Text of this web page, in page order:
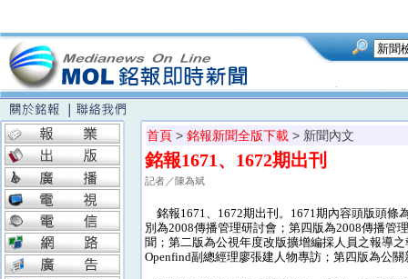
首頁 > 銘報新聞全版下載 > 新聞內文
銘報1671、1672期出刊
記者／陳為斌
銘報1671、1672期出刊。1671期內容頭版頭條
別為2008傳播管理研討會；第四版為2008傳播管
聞；第二版為公視年度改版擴增編採人員之報導
Openfind副總經理廖張建人物專訪；第四版為公關